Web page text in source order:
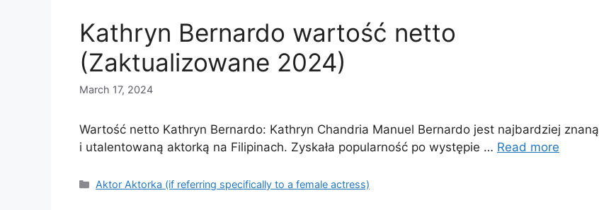
Kathryn Bernardo wartość netto
(Zaktualizowane 2024)
March 17, 2024
Wartość netto Kathryn Bernardo: Kathryn Chandria Manuel Bernardo jest najbardziej znaną
i utalentowaną aktorką na Filipinach. Zyskała popularność po występie … Read more
Categories
Aktor Aktorka (if referring specifically to a female actress)